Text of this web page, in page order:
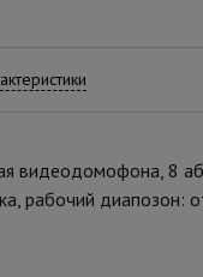
видеодомофона, 8
рабочий диапозон: